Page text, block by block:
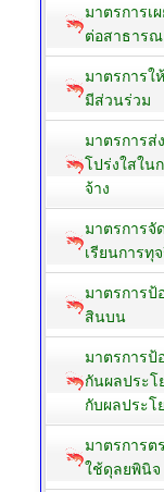
มาตรการเ
ต่อสาธารณ
มาตรการใ
มีส่วนร่วม
มาตรการส่
โปร่งใสใน
จ้าง
มาตรการจั
เรียนการทุ
มาตรการป้
สินบน
มาตรการป้
กันผลประ
กับผลประ
มาตรการต
ใช้ดุลยพินิจ